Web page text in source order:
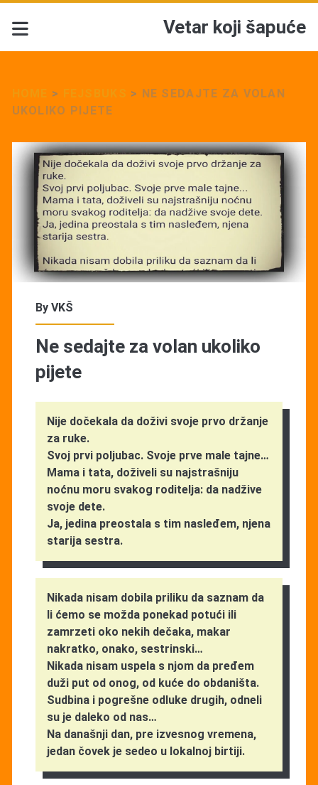
Vetar koji šapuće
> > NE SEDAJTE ZA VOLAN
UKOLIKO PIJETE
By VKŠ
Ne sedajte za volan ukoliko
pijete
Nije dočekala da doživi svoje prvo držanje
za ruke.
Svoj prvi poljubac. Svoje prve male tajne…
Mama i tata, doživeli su najstrašniju
noćnu moru svakog roditelja: da nadžive
svoje dete.
Ja, jedina preostala s tim nasleđem, njena
starija sestra.
Nikada nisam dobila priliku da saznam da
li ćemo se možda ponekad potući ili
zamrzeti oko nekih dečaka, makar
nakratko, onako, sestrinski…
Nikada nisam uspela s njom da pređem
duži put od onog, od kuće do obdaništa.
Sudbina i pogrešne odluke drugih, odneli
su je daleko od nas…
Na današnji dan, pre izvesnog vremena,
jedan čovek je sedeo u lokalnoj birtiji.